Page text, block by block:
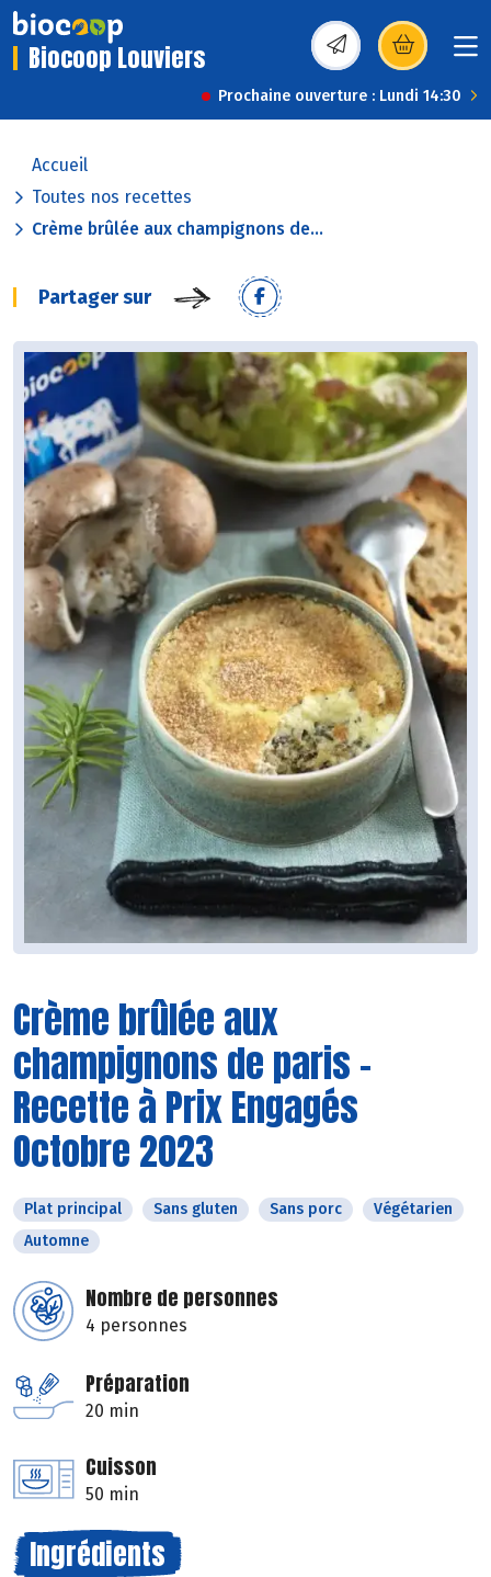
Biocoop Louviers (s’ouvre dans une
Prochaine ouverture : Lundi 14:30
Accueil
Toutes nos recettes
Crème brûlée aux champignons de...
Partager sur
Crème brûlée aux
champignons de paris -
Recette à Prix Engagés
Octobre 2023
Plat principal Sans gluten Sans porc
Végétarien
Automne
Nombre de personnes
4 personnes
Préparation
20 min
Cuisson
50 min
Ingrédients